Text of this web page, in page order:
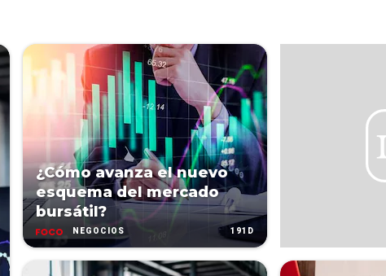
¿Cómo avanza el nuevo
esquema del mercado
bursátil?
NEGOCIOS 191D